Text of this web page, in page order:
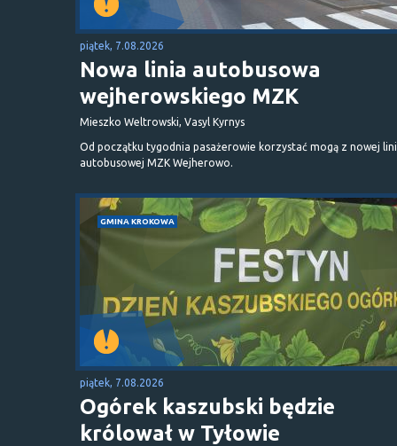
piątek, 7.08.2026
Nowa linia autobusowa
wejherowskiego MZK
Mieszko Weltrowski, Vasyl Kyrnys
Od początku tygodnia pasażerowie korzystać mogą z nowej
autobusowej MZK Wejherowo.
GMINA KROKOWA
piątek, 7.08.2026
Ogórek kaszubski będzie
królował w Tyłowie